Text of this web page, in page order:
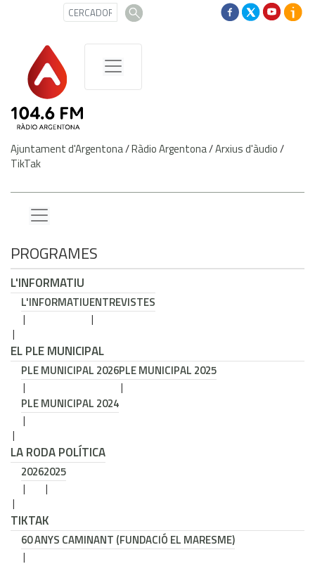
Ajuntament d'Argentona/Ràdio Argentona/Arxius d'àudio/
TikTak
PROGRAMES
L'INFORMATIU
L'INFORMATIUENTREVISTES
EL PLE MUNICIPAL
PLE MUNICIPAL 2026PLE MUNICIPAL 2025
PLE MUNICIPAL 2024
LA RODA POLÍTICA
20262025
TIKTAK
60 ANYS CAMINANT (FUNDACIÓ EL MARESME)